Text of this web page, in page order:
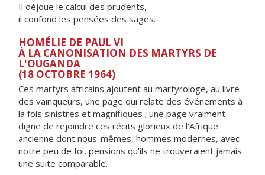
Il déjoue le calcul des prudents,
il confond les pensées des sages.
HOMÉLIE DE PAUL VI
À LA CANONISATION DES MARTYRS DE
L'OUGANDA
(18 OCTOBRE 1964)
Ces martyrs africains ajoutent au martyrologe, au livre
des vainqueurs, une page qui relate des événements à
la fois sinistres et magnifiques ; une page vraiment
digne de rejoindre ces récits glorieux de l'Afrique
ancienne dont nous-mêmes, hommes modernes, avec
notre peu de foi, pensions qu'ils ne trouveraient jamais
une suite comparable.